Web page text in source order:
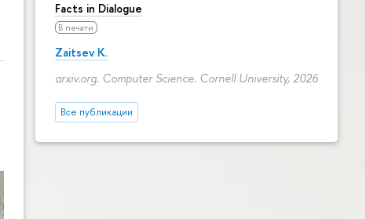
Facts in Dialogue
В печати
Zaitsev K.
arxiv.org. Computer Science. Cornell University, 2026
Все публикации